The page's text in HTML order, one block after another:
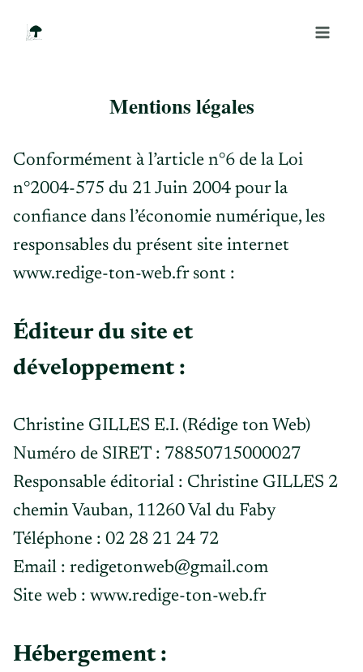
Mentions légales
Conformément à l’article n°6 de la Loi
n°2004-575 du 21 Juin 2004 pour la
confiance dans l’économie numérique, les
responsables du présent site internet
www.redige-ton-web.fr sont :
Éditeur du site et
développement :
Christine GILLES E.I. (Rédige ton Web)
Numéro de SIRET : 78850715000027
Responsable éditorial : Christine GILLES 2
chemin Vauban, 11260 Val du Faby
Téléphone : 02 28 21 24 72
Email : redigetonweb@gmail.com
Site web : www.redige-ton-web.fr
Hébergement :